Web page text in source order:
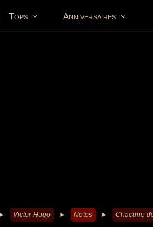
Tops Anniversaires
► Victor Hugo ► Notes ► Chacune